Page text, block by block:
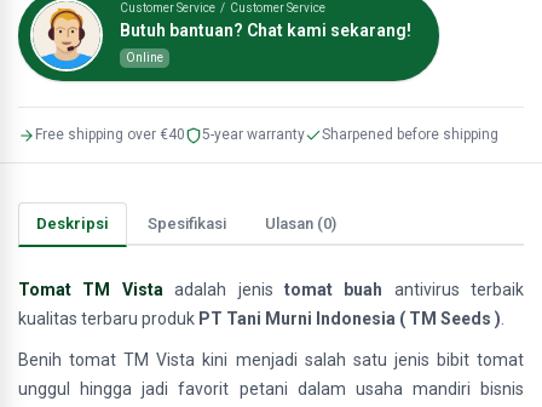
Customer Service / Customer Service
Butuh bantuan? Chat kami sekarang!
Online
Free shipping over €40 5-year warranty Sharpened before shipping
Deskripsi Spesifikasi Ulasan (0)
Tomat TM Vista adalah jenis tomat buah antivirus terbaik
kualitas terbaru produk PT Tani Murni Indonesia ( TM Seeds )
Benih tomat TM Vista kini menjadi salah satu jenis bibit tomat
unggul hingga jadi favorit petani dalam usaha mandiri bisnis